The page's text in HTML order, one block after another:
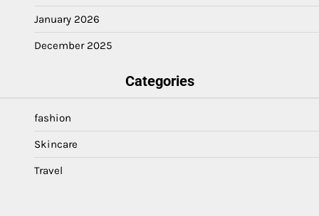
January 2026
December 2025
Categories
fashion
Skincare
Travel